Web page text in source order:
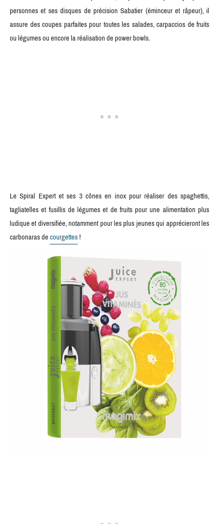
personnes et ses disques de précision Sabatier (éminceur et râpeur), il
assure des coupes parfaites pour toutes les salades, carpaccios de fruits
ou légumes ou encore la réalisation de power bowls.
Le Spiral Expert et ses 3 cônes en inox pour réaliser des spaghettis,
tagliatelles et fusillis de légumes et de fruits pour une alimentation plus
ludique et diversifiée, notamment pour les plus jeunes qui apprécieront les
carbonaras decourgettes!